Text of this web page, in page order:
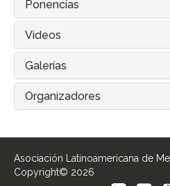
Ponencias
Videos
Galerías
Organizadores
Asociación Latinoamericana de
Copyright© 2026